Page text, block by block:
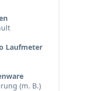
Laufmeter
(m. B.)